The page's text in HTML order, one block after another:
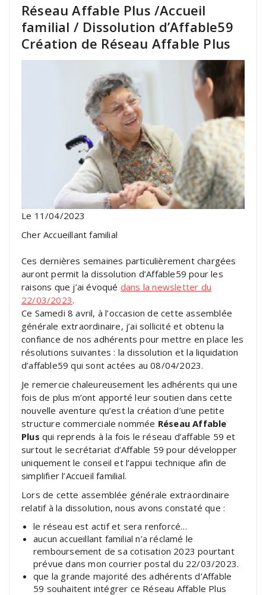
Réseau Affable Plus /Accueil
familial / Dissolution d’Affable59
Création de Réseau Affable Plus
Le 11/04/2023
Cher Accueillant familial
Ces dernières semaines particulièrement chargées
auront permit la dissolution d’Affable59 pour les
raisons que j’ai évoqué dans la newsletter du
22/03/2023.
Ce Samedi 8 avril, à l’occasion de cette assemblée
générale extraordinaire, j’ai sollicité et obtenu la
confiance de nos adhérents pour mettre en place les
résolutions suivantes : la dissolution et la liquidation
d’affable59 qui sont actées au 08/04/2023.
Je remercie chaleureusement les adhérents qui une
fois de plus m’ont apporté leur soutien dans cette
nouvelle aventure qu’est la création d’une petite
structure commerciale nommée Réseau Affable
Plus qui reprends à la fois le réseau d’affable 59 et
surtout le secrétariat d’Affable 59 pour développer
uniquement le conseil et l’appui technique afin de
simplifier l’Accueil familial.
Lors de cette assemblée générale extraordinaire
relatif à la dissolution, nous avons constaté que :
le réseau est actif et sera renforcé…
aucun accueillant familial n’a réclamé le
remboursement de sa cotisation 2023 pourtant
prévue dans mon courrier postal du 22/03/2023.
que la grande majorité des adhérents d’Affable
59 souhaitent intégrer ce Réseau Affable Plus